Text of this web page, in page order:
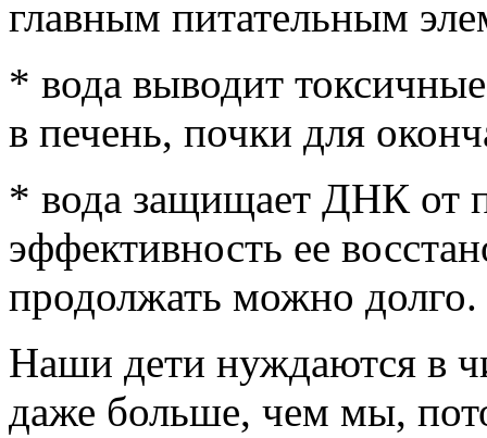
главным питательным
* вода выводит
в печень, почки для
* вода защищает ДНК от
эффективность ее
продолжать можно долго.
Наши дети нуждаются в
даже больше, чем мы,